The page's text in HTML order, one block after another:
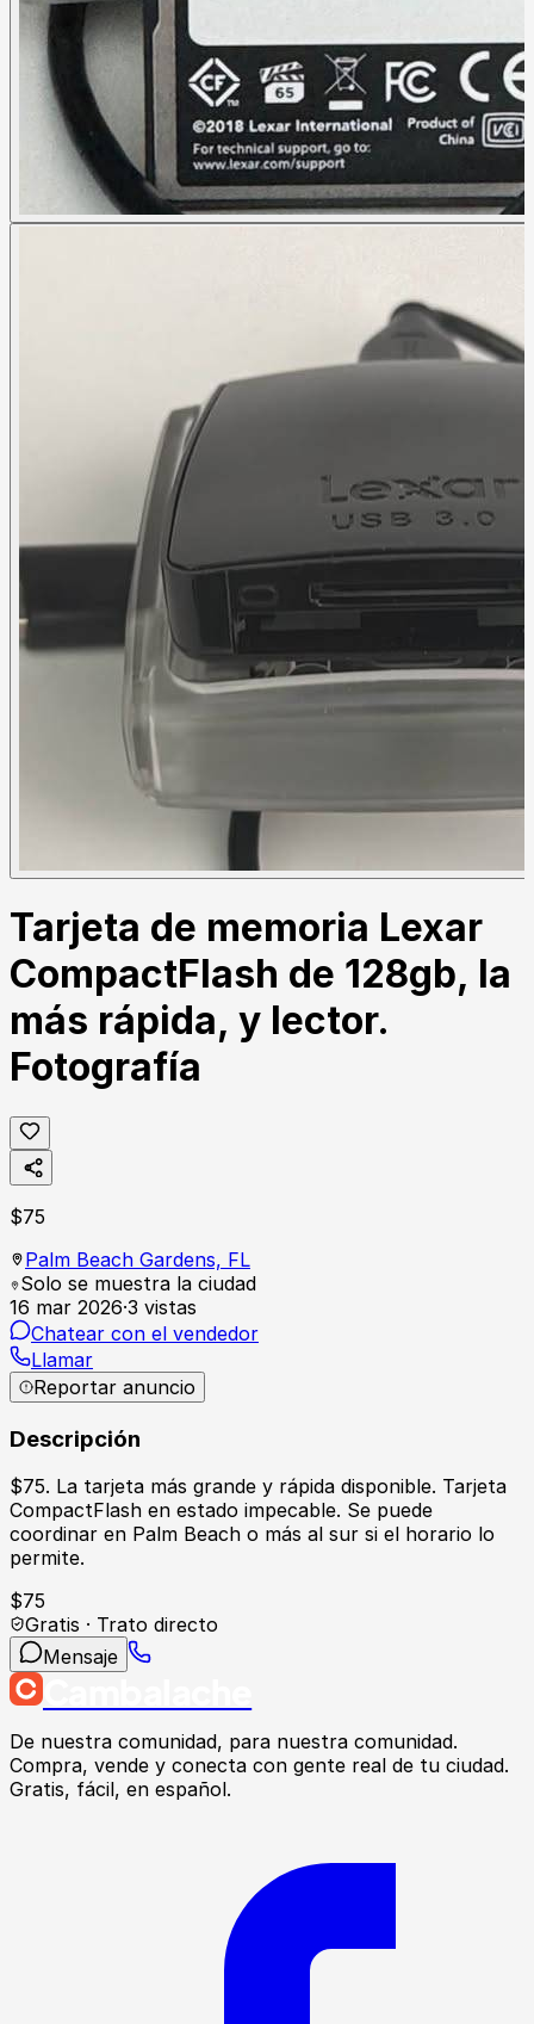
Tarjeta de memoria Lexar
CompactFlash de 128gb, la
más rápida, y lector.
Fotografía
$75
Palm Beach Gardens, FL
Solo se muestra la ciudad
16 mar 2026·3 vistas
Chatear con el vendedor
Llamar
Reportar anuncio
Descripción
$75. La tarjeta más grande y rápida disponible. Tarjeta
CompactFlash en estado impecable. Se puede
coordinar en Palm Beach o más al sur si el horario lo
permite.
$75
Gratis · Trato directo
Mensaje
De nuestra comunidad, para nuestra comunidad.
Compra, vende y conecta con gente real de tu ciudad.
Gratis, fácil, en español.